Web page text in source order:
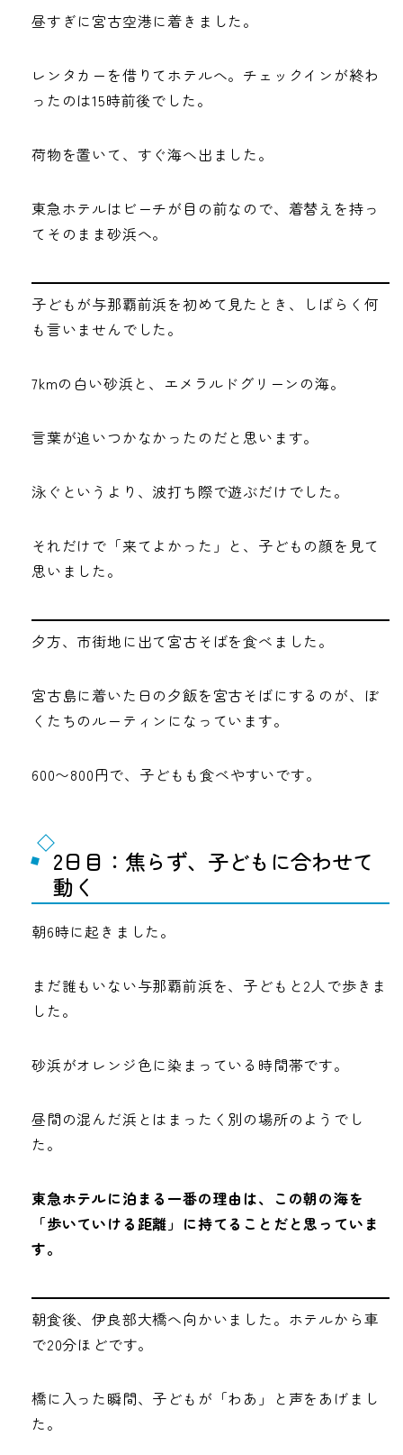
昼すぎに宮古空港に着きました。
レンタカーを借りてホテルへ。チェックインが終わ
ったのは15時前後でした。
荷物を置いて、すぐ海へ出ました。
東急ホテルはビーチが目の前なので、着替えを持っ
てそのまま砂浜へ。
子どもが与那覇前浜を初めて見たとき、しばらく何
も言いませんでした。
7kmの白い砂浜と、エメラルドグリーンの海。
言葉が追いつかなかったのだと思います。
泳ぐというより、波打ち際で遊ぶだけでした。
それだけで「来てよかった」と、子どもの顔を見て
思いました。
夕方、市街地に出て宮古そばを食べました。
宮古島に着いた日の夕飯を宮古そばにするのが、ぼ
くたちのルーティンになっています。
600〜800円で、子どもも食べやすいです。
2日目：焦らず、子どもに合わせて
動く
朝6時に起きました。
まだ誰もいない与那覇前浜を、子どもと2人で歩きま
した。
砂浜がオレンジ色に染まっている時間帯です。
昼間の混んだ浜とはまったく別の場所のようでし
た。
東急ホテルに泊まる一番の理由は、この朝の海を
「歩いていける距離」に持てることだと思っていま
す。
朝食後、伊良部大橋へ向かいました。ホテルから車
で20分ほどです。
橋に入った瞬間、子どもが「わあ」と声をあげまし
た。